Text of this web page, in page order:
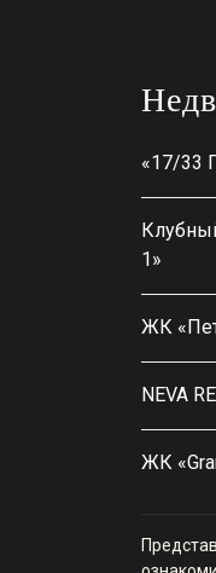
«17/33
1»
ЖК
NEVA
ЖК